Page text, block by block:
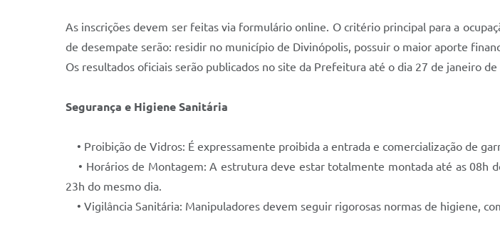
As inscrições devem ser feitas via formulário online. O critério principal para a
de desempate serão: residir no município de Divinópolis, possuir o maior aporte
Os resultados oficiais serão publicados no site da Prefeitura até o dia 27 de janeiro de
Segurança e Higiene Sanitária
• Proibição de Vidros: É expressamente proibida a entrada e comercialização de
• Horários de Montagem: A estrutura deve estar totalmente montada até as 08h
23h do mesmo dia.
• Vigilância Sanitária: Manipuladores devem seguir rigorosas normas de higiene,